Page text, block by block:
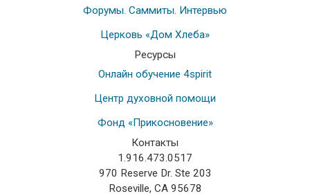
Форумы. Саммиты. Интервью
Церковь «Дом Хлеба»
Ресурсы
Онлайн обучение 4spirit
Центр духовной помощи
Фонд «Прикосновение»
Контакты
1.916.473.0517
970 Reserve Dr. Ste 203
Roseville, CA 95678